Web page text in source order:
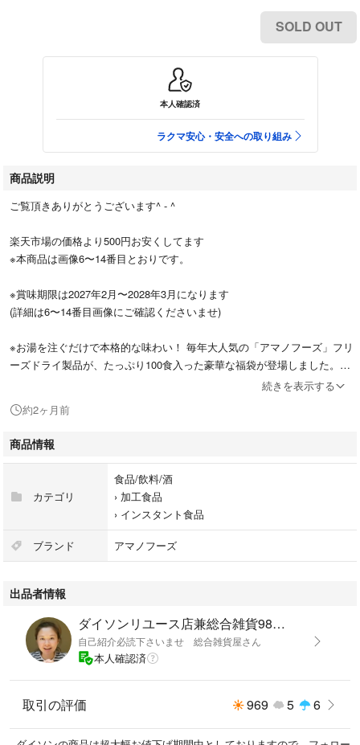
SOLD OUT
本人確認済
ラクマ安心・安全への取り組み
商品説明
ご覧頂きありがとうございます^ - ^
楽天市場の価格より500円お安くしてます
※本商品は画像6〜14番目とおりです。
※賞味期限は2027年2月〜2028年3月になります
(詳細は6〜14番目画像にご確認くださいませ)
※お湯を注ぐだけで本格的な味わい！ 毎年大人気の「アマノフーズ」フリ
ーズドライ製品が、たっぷり100食入った豪華な福袋が登場しました。
* 圧倒的なボリューム：毎日1杯飲んでも3ヶ月以上楽しめる、大満足の10
0食セットです。
* バラエティ豊かなラインナップ：定番の「なす」や「赤だし」をはじ
め、豚汁、野菜、里いも、長ねぎなど、多彩な具材が揃っています。
* フリーズドライのこだわり：素材の旨みや食感をそのまま閉じ込めてい
るので、手軽に作りたての美味しさを味わえます。
のプラス一品、さらには備蓄用としても大変便利です。
※商品情報
* 総数：100食
* 年分：2026年限定福袋
※本商品は食品であるため、お客様のご都合による返品・交換は一切お受
続きを表示する
約2ヶ月前
商品情報
カテゴリ
食品/飲料/酒
› 加工食品
› インスタント食品
ブランド アマノフーズ
出品者情報
ダイソンリユース店兼総合雑貨98SHOP
自己紹介必読下さいませ 総合雑貨屋さん
本人確認済
取引の評価 969 5 6